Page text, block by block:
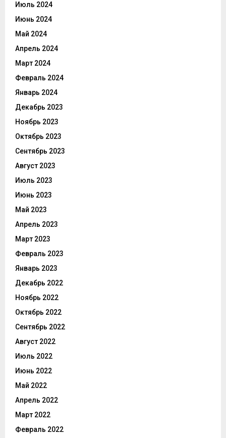
Июль 2024
Июнь 2024
Май 2024
Апрель 2024
Март 2024
Февраль 2024
Январь 2024
Декабрь 2023
Ноябрь 2023
Октябрь 2023
Сентябрь 2023
Август 2023
Июль 2023
Июнь 2023
Май 2023
Апрель 2023
Март 2023
Февраль 2023
Январь 2023
Декабрь 2022
Ноябрь 2022
Октябрь 2022
Сентябрь 2022
Август 2022
Июль 2022
Июнь 2022
Май 2022
Апрель 2022
Март 2022
Февраль 2022